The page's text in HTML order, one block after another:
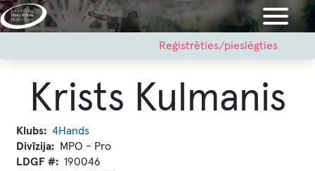
Pārlekt
uz
menu
Reģistrēties/pieslēgties
Krists Kulmanis
Klubs
4Hands
Divīzija
MPO - Pro
LDGF #
190046